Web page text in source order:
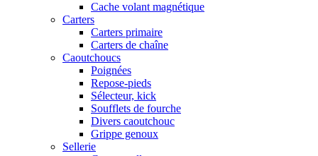
Cache volant magnétique
Carters
Carters primaire
Carters de chaîne
Caoutchoucs
Poignées
Repose-pieds
Sélecteur, kick
Soufflets de fourche
Divers caoutchouc
Grippe genoux
Sellerie